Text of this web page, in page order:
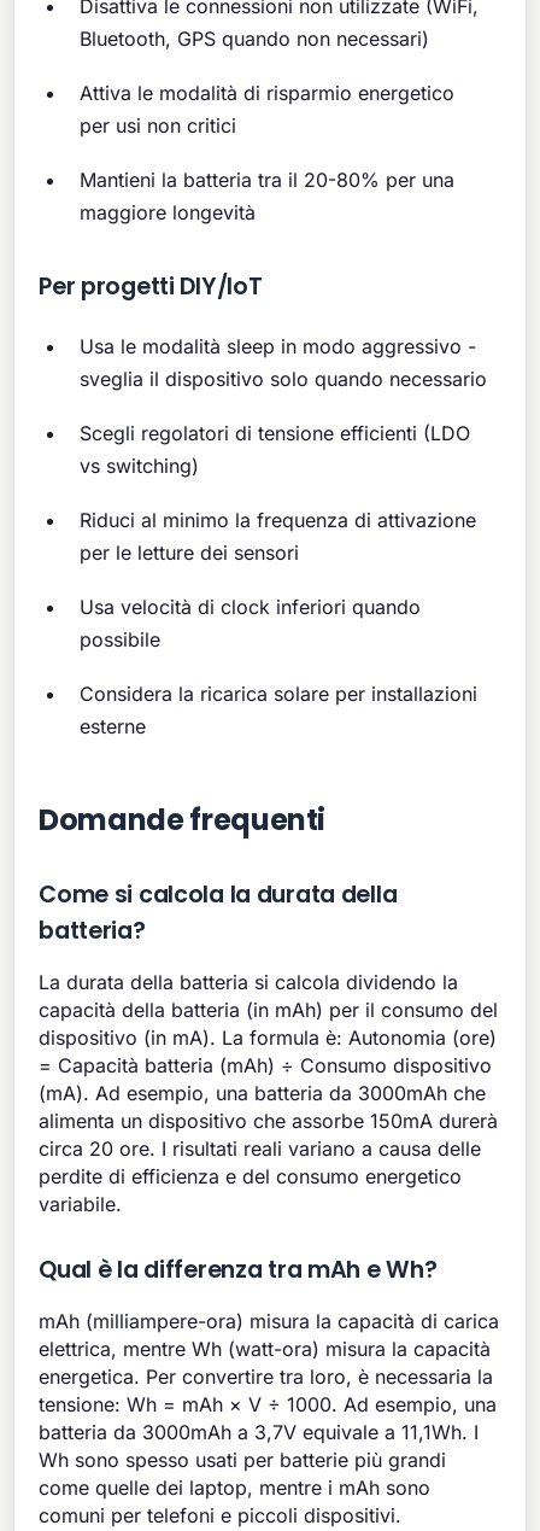
Disattiva le connessioni non utilizzate (WiFi,
Bluetooth, GPS quando non necessari)
Attiva le modalità di risparmio energetico
per usi non critici
Mantieni la batteria tra il 20-80% per una
maggiore longevità
Per progetti DIY/IoT
Usa le modalità sleep in modo aggressivo -
sveglia il dispositivo solo quando necessario
Scegli regolatori di tensione efficienti (LDO
vs switching)
Riduci al minimo la frequenza di attivazione
per le letture dei sensori
Usa velocità di clock inferiori quando
possibile
Considera la ricarica solare per installazioni
esterne
Domande frequenti
Come si calcola la durata della
batteria?
La durata della batteria si calcola dividendo la
capacità della batteria (in mAh) per il consumo del
dispositivo (in mA). La formula è: Autonomia (ore)
= Capacità batteria (mAh) ÷ Consumo dispositivo
(mA). Ad esempio, una batteria da 3000mAh che
alimenta un dispositivo che assorbe 150mA durerà
circa 20 ore. I risultati reali variano a causa delle
perdite di efficienza e del consumo energetico
variabile.
Qual è la differenza tra mAh e Wh?
mAh (milliampere-ora) misura la capacità di carica
elettrica, mentre Wh (watt-ora) misura la capacità
energetica. Per convertire tra loro, è necessaria la
tensione: Wh = mAh × V ÷ 1000. Ad esempio, una
batteria da 3000mAh a 3,7V equivale a 11,1Wh. I
Wh sono spesso usati per batterie più grandi
come quelle dei laptop, mentre i mAh sono
comuni per telefoni e piccoli dispositivi.